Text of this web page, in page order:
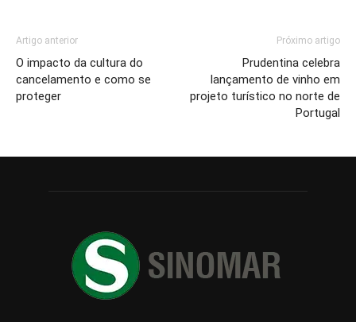
Artigo anterior
O impacto da cultura do
cancelamento e como se
proteger
Próximo artigo
Prudentina celebra
lançamento de vinho em
projeto turístico no norte de
Portugal